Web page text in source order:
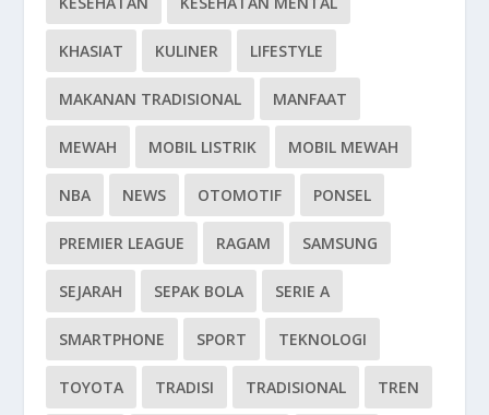
KHASIAT KULINER LIFESTYLE
MAKANAN TRADISIONAL MANFAAT
MEWAH MOBIL LISTRIK MOBIL MEWAH
NBA NEWS OTOMOTIF PONSEL
PREMIER LEAGUE RAGAM SAMSUNG
SEJARAH SEPAK BOLA SERIE A
SMARTPHONE SPORT TEKNOLOGI
TOYOTA TRADISI TRADISIONAL TREN